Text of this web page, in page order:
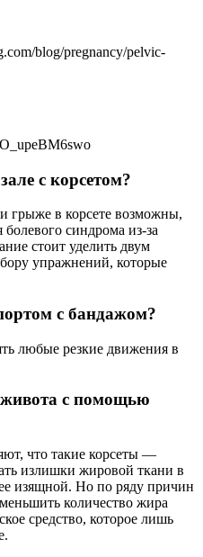
blog/pregnancy/pelvic-
с корсетом?
грыже в корсете возможны,
болевого синдрома из-за
стоит уделить двум
упражнений, которые
с бандажом?
любые резкие движения в
с помощью
что такие корсеты —
излишки жировой ткани в
изящной. Но по ряду причин
количество жира
средство, которое лишь